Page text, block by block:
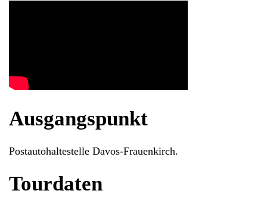
Ausgangspunkt
Postautohaltestelle Davos-Frauenkirch.
Tourdaten